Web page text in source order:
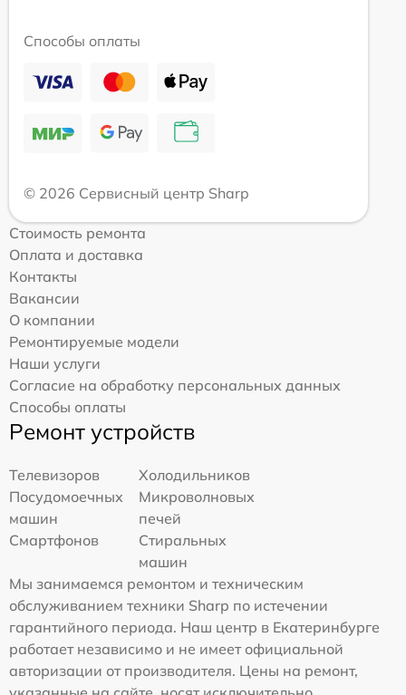
Способы оплаты
© 2026 Сервисный центр Sharp
Стоимость ремонта
Оплата и доставка
Контакты
Вакансии
О компании
Ремонтируемые модели
Наши услуги
Согласие на обработку персональных данных
Способы оплаты
Ремонт устройств
Телевизоров
Холодильников
Посудомоечных
машин
Микроволновых
печей
Смартфонов
Стиральных
машин
Мы занимаемся ремонтом и техническим
обслуживанием техники Sharp по истечении
гарантийного периода. Наш центр в Екатеринбурге
работает независимо и не имеет официальной
авторизации от производителя. Цены на ремонт,